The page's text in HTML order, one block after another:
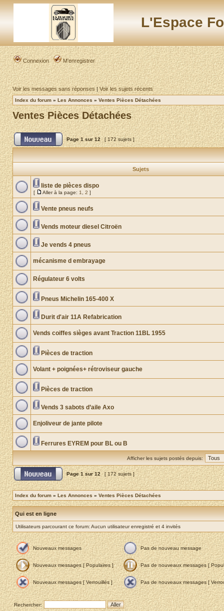
L'Espace
Connexion M’enregistrer
Voir les messages sans réponses|Voir les sujets récents
Index du forum » Les Annonces » Ventes Pièces Détachées
Ventes Pièces Détachées
Page1sur12 [ 172 sujets ]
Sujets
liste de pièces dispo
[ Aller à la page: 1 2 ]
Vente pneus neufs
Vends moteur diesel Citroën
Je vends 4 pneus
mécanisme d embrayage
Régulateur 6 volts
Pneus Michelin 165-400 X
Durit d'air 11A Refabrication
Vends coiffes sièges avant Traction 11BL 1955
Pièces de traction
Volant + poignées+ rétroviseur gauche
Pièces de traction
Vends 3 sabots d’aile Axo
Enjoliveur de jante pilote
Ferrures EYREM pour BL ou B
Afficher les sujets postés depuis:
Page1sur12 [ 172 sujets ]
Index du forum » Les Annonces » Ventes Pièces Détachées
Qui est en ligne
Utilisateurs parcourant ce forum: Aucun utilisateur enregistré et 4 invités
Nouveaux messages Pas de nouveau message
Nouveaux messages [ Populaires ] Pas de nouveaux messages [
Nouveaux messages [ Verrouillés ] Pas de nouveaux messages [
Rechercher: